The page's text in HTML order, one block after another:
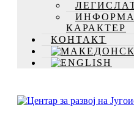
КАРАКТЕР
КОНТАКТ